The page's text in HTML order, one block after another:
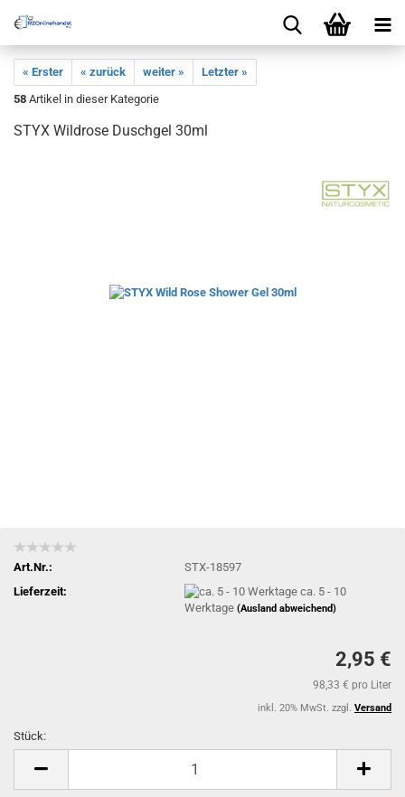
« Erster « zurück weiter »
Letzter »
58 Artikel in dieser Kategorie
STYX Wildrose Duschgel 30ml
Art.Nr.:
STX-18597
Lieferzeit:
ca. 5 - 10
Werktage(Ausland abweichend)
2,95 €
98,33 € pro Liter
inkl. 20% MwSt. zzgl. Versand
Stück: